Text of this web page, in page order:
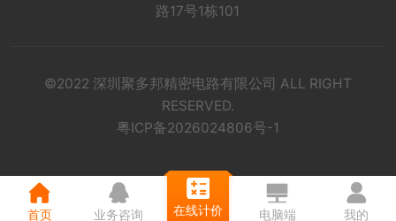
路17号1栋101
©2022 深圳聚多邦精密电路有限公司 ALL RIGHT
RESERVED.
粤ICP备2026024806号-1
首页 业务咨询 在线计价 电脑端 我的